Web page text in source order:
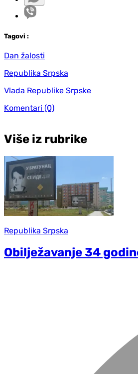
Tagovi :
Dan žalosti
Republika Srpska
Vlada Republike Srpske
Komentari (0)
Više iz rubrike
Republika Srpska
Obilježavanje 34